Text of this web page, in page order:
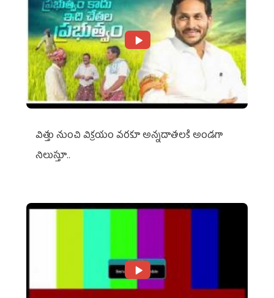
విత్తు నుంచి విక్రయం వరకూ అన్నదాతలకి అండగా
నిలుస్తూ..